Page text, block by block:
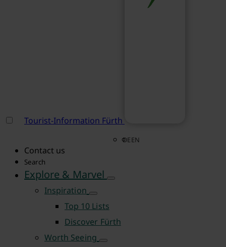
Tourist-Information Fürth
DEEN
Contact us
Search
Explore & Marvel
Inspiration
Top 10 Lists
Discover Fürth
Worth Seeing